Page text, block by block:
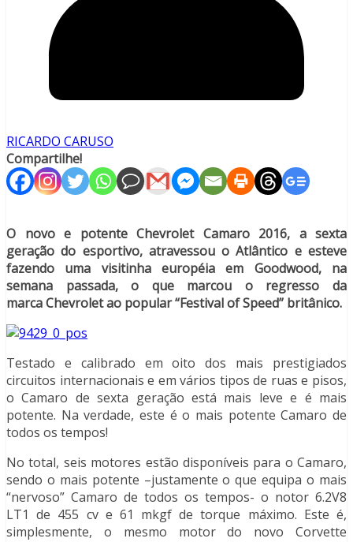
RICARDO CARUSO
Compartilhe!
O novo e potente Chevrolet Camaro 2016, a sexta
geração do esportivo, atravessou o Atlântico e esteve
fazendo uma visitinha européia em Goodwood, na
semana passada, o que marcou o regresso da
marca Chevrolet ao popular “Festival of Speed” britânico.
Testado e calibrado em oito dos mais prestigiados
circuitos internacionais e em vários tipos de ruas e pisos,
o Camaro de sexta geração está mais leve e é mais
potente. Na verdade, este é o mais potente Camaro de
todos os tempos!
No total, seis motores estão disponíveis para o Camaro,
sendo o mais potente –justamente o que equipa o mais
“nervoso” Camaro de todos os tempos- o notor 6.2V8
LT1 de 455 cv e 61 mkgf de torque máximo. Este é,
simplesmente, o mesmo motor do novo Corvette